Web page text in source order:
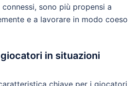
sono più propensi a
e a lavorare in modo coeso
in situazioni